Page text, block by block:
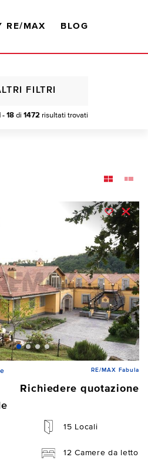
RE/MAX BLOG
- 18 di 1472 risultati trovati
FILTRI
RE/MAX Fabula
Richiedere quotazione
15 Locali
12 Camere da letto